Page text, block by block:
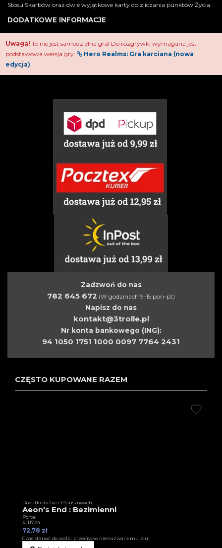
Stosu Skarbów oraz dwie wyjątkowe karty do zliczania punktów Życia.
DODATKOWE INFORMACJE
Uwaga! To nie jest samodzielna gra! Do rozgrywki wymagana jest
podstawowa wersja gry:
Hero Realms: Gra karciana (nowa
edycja)
Zadzwoń do nas
782 645 672 (W godzinach 9-15 pon-pt)
Napisz do nas
kontakt@3trolle.pl
Nr konta bankowego (ING):
94 1050 1751 1000 0097 7764 2431
CZĘSTO KUPOWANE RAZEM
Dodatki do Gier Planszowych
Aeon's End : Bezimienni
Portal
3T11724
72,78 zł
Czas stanać do walki przeciwko nienazwanemu złu!